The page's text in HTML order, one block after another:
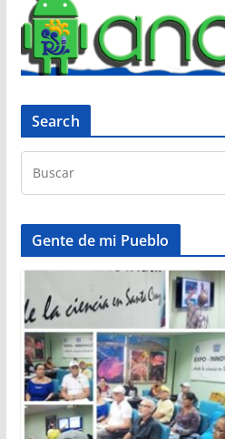
Search
Gente de mi Pueblo